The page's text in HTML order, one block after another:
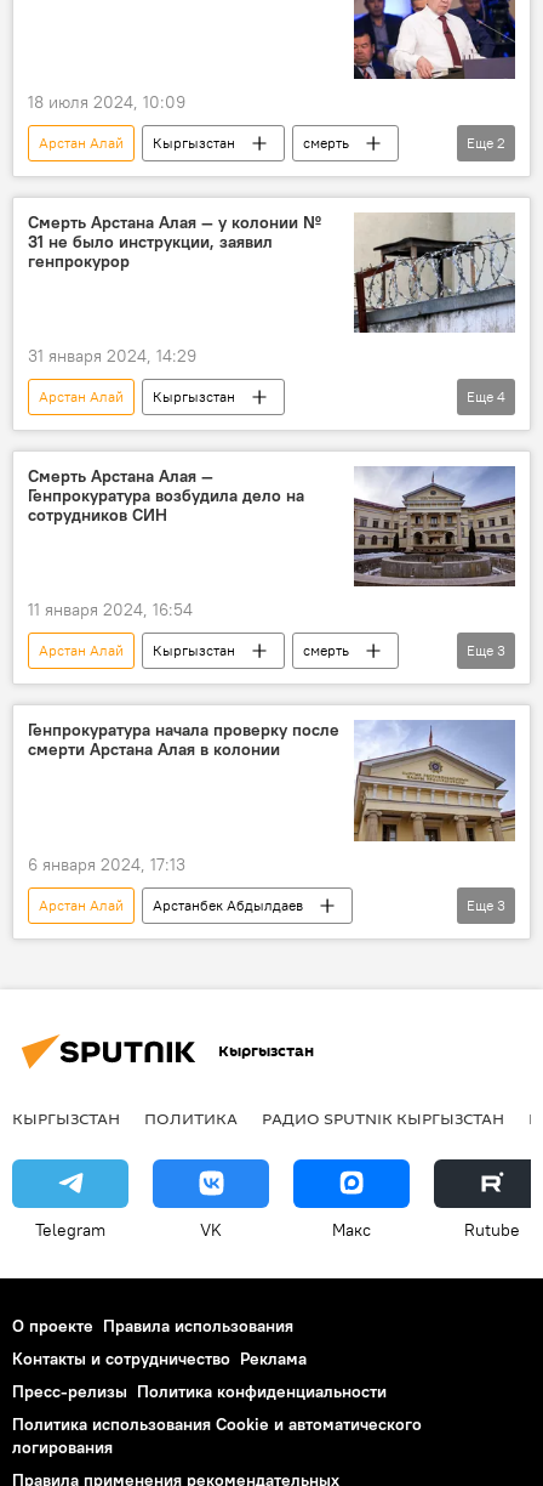
18 июля 2024, 10:09
Арстан Алай Кыргызстан
смерть
уголовное дело
суд
Еще 2
Смерть Арстана Алая — у колонии №
31 не было инструкции, заявил
генпрокурор
31 января 2024, 14:29
Арстан Алай
Кыргызстан
генеральный прокурор
Курманкул Зулушев
смерть
СИН
Еще 4
Смерть Арстана Алая —
Генпрокуратура возбудила дело на
сотрудников СИН
11 января 2024, 16:54
Арстан Алай Кыргызстан
смерть
суицид
Генеральная прокуратура
уголовное дело
Еще 3
Генпрокуратура начала проверку после
смерти Арстана Алая в колонии
6 января 2024, 17:13
Арстан Алай
Арстанбек Абдылдаев
Генеральная прокуратура
Происшествия
Еще 3
Кыргызстан
КЫРГЫЗСТАН ПОЛИТИКА РАДИО SPUTNIK КЫРГЫЗСТАН
Telegram VK Макс Rutube
О проекте Правила использования
Контакты и сотрудничество Реклама
Пресс-релизы Политика конфиденциальности
Политика использования Cookie и автоматического
логирования
Правила применения рекомендательных